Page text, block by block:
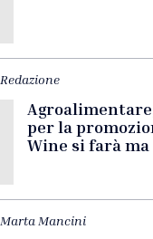
Redazione
per la
Wine si farà
Marta Mancini